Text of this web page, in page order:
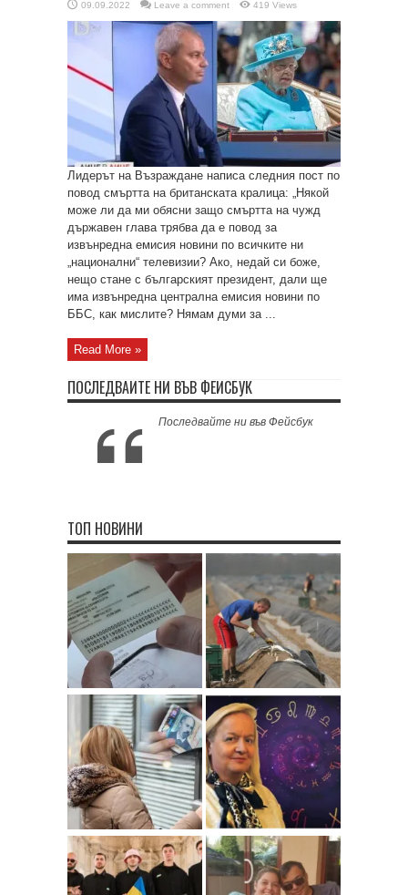
09.09.2022 Leave a comment 419 Views
Лидерът на Възраждане написа следния пост по
повод смъртта на британската кралица: „Някой
може ли да ми обясни защо смъртта на чужд
държавен глава трябва да е повод за
извънредна емисия новини по всичките ни
„национални“ телевизии? Ако, недай си боже,
нещо стане с българският президент, дали ще
има извънредна централна емисия новини по
ББС, как мислите? Нямам думи за ...
Read More »
ПОСЛЕДВАЙТЕ НИ ВЪВ ФЕЙСБУК
Последвайте ни във Фейсбук
ТОП НОВИНИ